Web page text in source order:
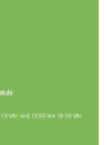
Uhr und 13:00 bis 16:30 Uhr